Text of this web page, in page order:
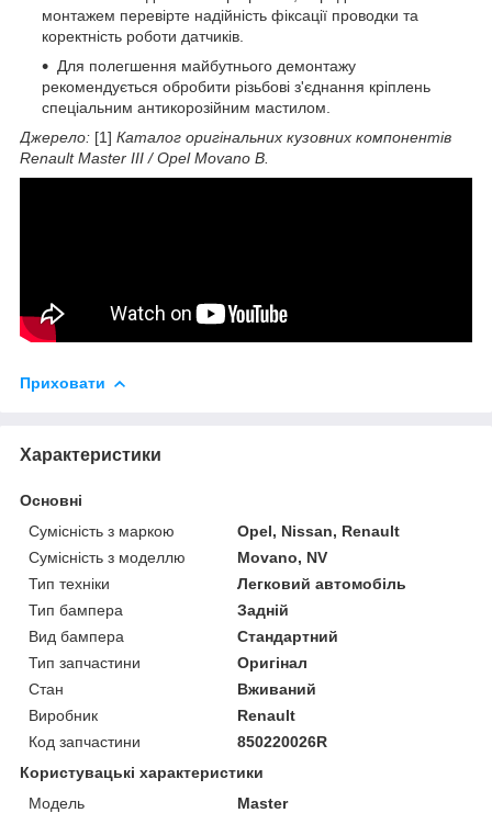
монтажем перевірте надійність фіксації проводки та
коректність роботи датчиків.
Для полегшення майбутнього демонтажу
рекомендується обробити різьбові з'єднання кріплень
спеціальним антикорозійним мастилом.
Джерело: [1] Каталог оригінальних кузовних компонентів
Renault Master III / Opel Movano B.
Приховати
Характеристики
Основні
Сумісність з маркою
Opel, Nissan, Renault
Сумісність з моделлю
Movano, NV
Тип техніки
Легковий автомобіль
Тип бампера
Задній
Вид бампера
Стандартний
Тип запчастини
Оригінал
Стан
Вживаний
Виробник
Renault
Код запчастини
850220026R
Користувацькі характеристики
Модель
Master